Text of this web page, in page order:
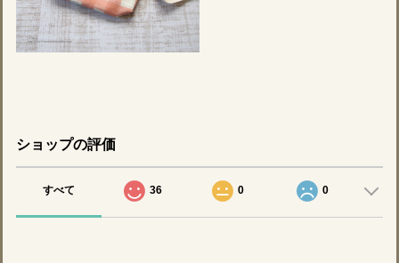
ショップの評価
すべて 36 0 0